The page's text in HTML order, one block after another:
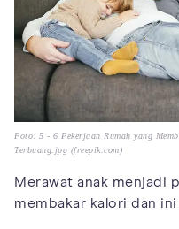
Foto: 5 - 6 Pekerjaan Rumah yang
Terbuang.jpg (freepik.com)
Merawat anak menjadi
membakar kalori dan